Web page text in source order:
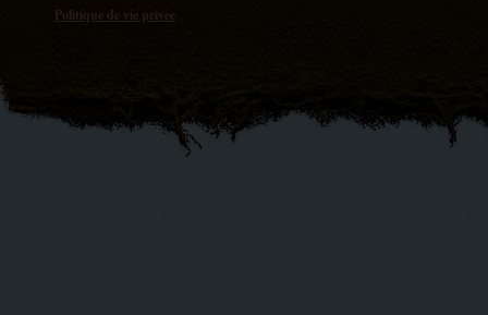
Politique de vie privee